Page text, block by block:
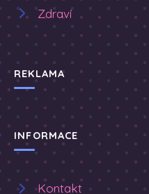
Zdraví
REKLAMA
INFORMACE
Kontakt